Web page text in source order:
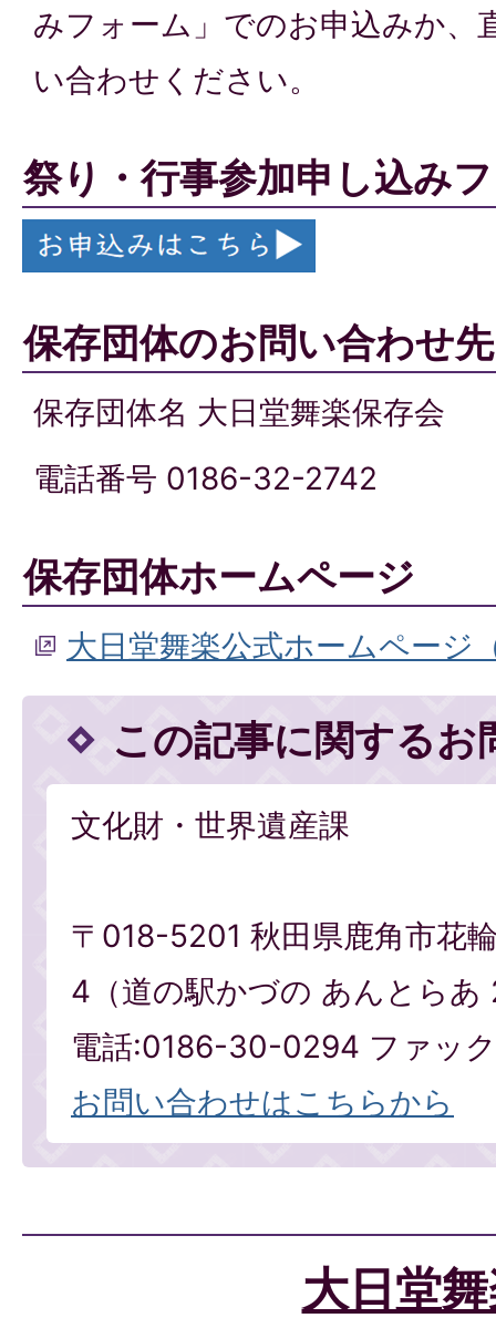
みフォーム」でのお申込みか、
い合わせください。
祭り・行事参加申し込み
保存団体のお問い合わせ先
保存団体名 大日堂舞楽保存会
電話番号 0186-32-2742
保存団体ホームページ
大日堂舞楽公式ホームページ
この記事に関するお
文化財・世界遺産課
〒018-5201 秋田県鹿角市花
4（道の駅かづの あんとらあ
電話:0186-30-0294 ファッ
お問い合わせはこちらから
大日堂